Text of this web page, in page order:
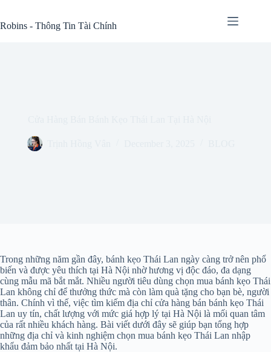
content
Robins - Thông Tin Tài Chính
Trong những năm gần đây, bánh kẹo Thái Lan ngày càng trở nên phổ
biến và được yêu thích tại Hà Nội nhờ hương vị độc đáo, đa dạng
cùng mẫu mã bắt mắt. Nhiều người tiêu dùng chọn mua bánh kẹo Thái
Lan không chỉ để thưởng thức mà còn làm quà tặng cho bạn bè, người
thân. Chính vì thế, việc tìm kiếm địa chỉ cửa hàng bán bánh kẹo Thái
Lan uy tín, chất lượng với mức giá hợp lý tại Hà Nội là mối quan tâm
của rất nhiều khách hàng. Bài viết dưới đây sẽ giúp bạn tổng hợp
những địa chỉ và kinh nghiệm chọn mua bánh kẹo Thái Lan nhập
khẩu đảm bảo nhất tại Hà Nội.